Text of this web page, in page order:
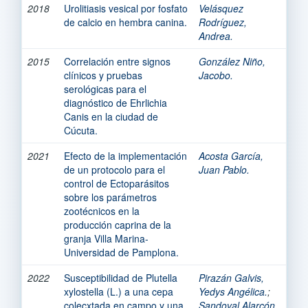
2018
Urolitiasis vesical por fosfato
de calcio en hembra canina.
Velásquez
Rodríguez,
Andrea.
2015
Correlación entre signos
clínicos y pruebas
serológicas para el
diagnóstico de Ehrlichia
Canis en la ciudad de
Cúcuta.
González Niño,
Jacobo.
2021
Efecto de la implementación
de un protocolo para el
control de Ectoparásitos
sobre los parámetros
zootécnicos en la
producción caprina de la
granja Villa Marina-
Universidad de Pamplona.
Acosta García,
Juan Pablo.
2022
Susceptibilidad de Plutella
xylostella (L.) a una cepa
colecxtada en campo y una
Pirazán Galvis,
Yedys Angélica.;
Sandoval Alarcón,